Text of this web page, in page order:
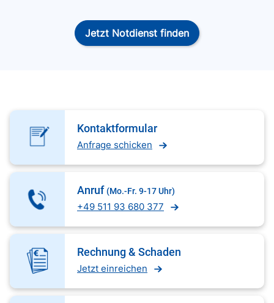
Jetzt Notdienst finden
Kontaktformular
Anfrage schicken
Anruf (Mo.-Fr. 9-17 Uhr)
+49 511 93 680 377
Rechnung & Schaden
Jetzt einreichen